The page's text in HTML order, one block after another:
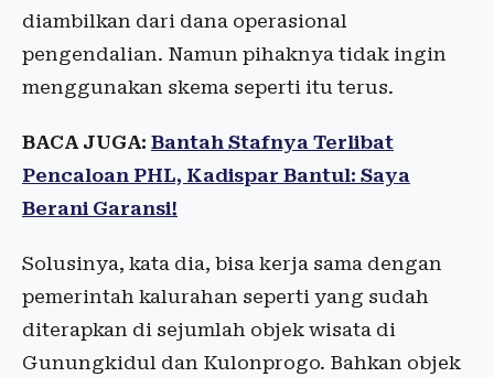
diambilkan dari dana operasional
pengendalian. Namun pihaknya tidak ingin
menggunakan skema seperti itu terus.
BACA JUGA: Bantah Stafnya Terlibat
Pencaloan PHL, Kadispar Bantul: Saya
Berani Garansi!
Solusinya, kata dia, bisa kerja sama dengan
pemerintah kalurahan seperti yang sudah
diterapkan di sejumlah objek wisata di
Gunungkidul dan Kulonprogo. Bahkan objek